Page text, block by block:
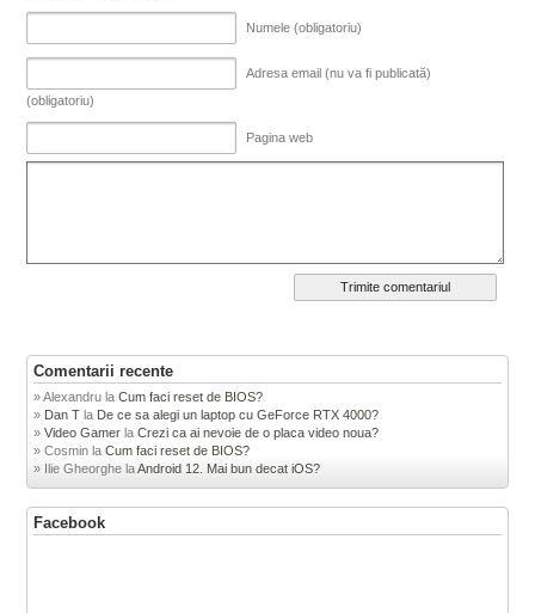
Numele (obligatoriu)
Adresa email (nu va fi publicată)
(obligatoriu)
Pagina web
Comentarii recente
Alexandru laCum faci reset de BIOS?
Dan T la De ce sa alegi un laptop cu GeForce RTX 4000?
Video Gamer laCrezi ca ai nevoie de o placa video noua?
Cosmin laCum faci reset de BIOS?
Ilie Gheorghe laAndroid 12. Mai bun decat iOS?
Facebook